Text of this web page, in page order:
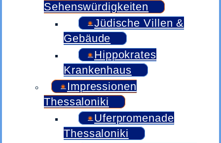
Sehenswürdigkeiten
Jüdische Villen &
Gebäude
Hippokrates
Krankenhaus
Impressionen
Thessaloniki
Uferpromenade
Thessaloniki